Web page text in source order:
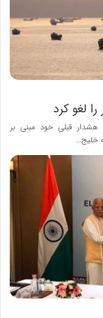
لغو کرد
هشدار قبلی خود مبنی بر
خلیج…